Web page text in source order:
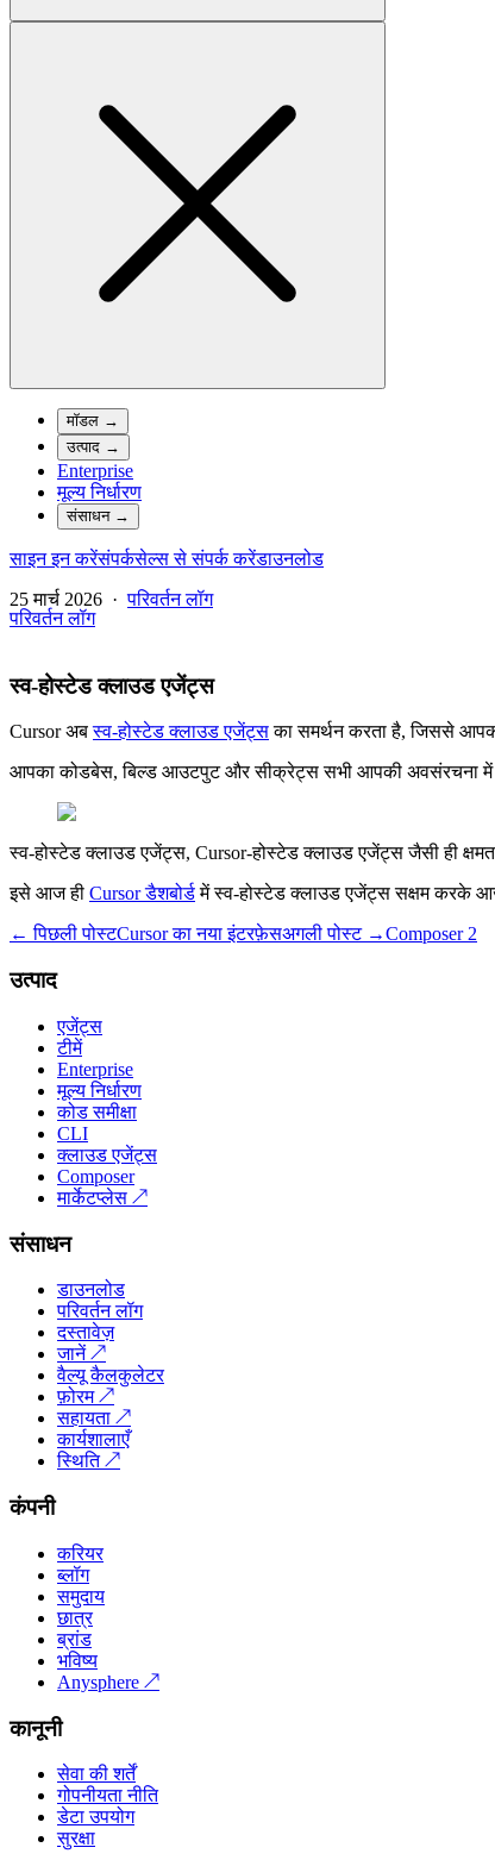
मॉडल →
उत्पाद →
Enterprise
मूल्य निर्धारण
संसाधन→
साइन इन करेंसंपर्कसेल्स से संपर्क करेंडाउनलोड
25 मार्च 2026 ·परिवर्तन लॉग
परिवर्तन लॉग
स्व-होस्टेड क्लाउड एजेंट्स
Cursor अबस्व-होस्टेड क्लाउड एजेंट्सका समर्थन करता है, जिससे
आपका कोडबेस, बिल्ड आउटपुट और सीक्रेट्स सभी आपकी अवसंरचना में
स्व-होस्टेड क्लाउड एजेंट्स, Cursor-होस्टेड क्लाउड एजेंट्स जैसी ही
इसे आज ही Cursor डैशबोर्डमें स्व-होस्टेड क्लाउड एजेंट्स सक्षम करके
← पिछली पोस्टCursor का नया इंटरफ़ेसअगली पोस्ट →Composer 2
उत्पाद
एजेंट्स
टीमें
Enterprise
मूल्य निर्धारण
कोड समीक्षा
CLI
क्लाउड एजेंट्स
Composer
मार्केटप्लेस ↗
संसाधन
डाउनलोड
परिवर्तन लॉग
दस्तावेज़
जानें↗
वैल्यू कैलकुलेटर
फ़ोरम↗
सहायता ↗
कार्यशालाएँ
स्थिति↗
कंपनी
करियर
ब्लॉग
समुदाय
छात्र
ब्रांड
भविष्य
Anysphere ↗
कानूनी
सेवा की शर्तें
गोपनीयता नीति
डेटा उपयोग
सुरक्षा